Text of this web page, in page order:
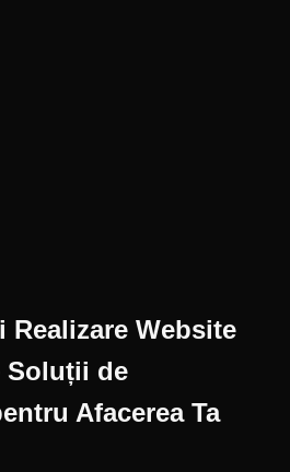
Realizare Website
Soluții de
Afacerea Ta